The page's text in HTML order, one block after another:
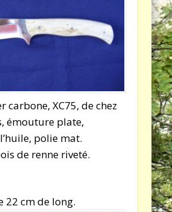
carbone, XC75, de chez
émouture plate,
polie mat.
de renne riveté.
22 cm de long.